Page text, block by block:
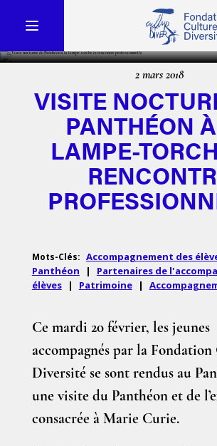
2 mars 2018
VISITE
PANTHÉON
LAMPE-
Mots-Clés: Accompagnement des
Panthéon
|
Partenaires de
élèves
| Patrimoine |
Ce mardi 20 février, les jeunes
accompagnés par la
Diversité se sont rendus au
une visite du Panthéon et de
consacrée à Marie Curie.